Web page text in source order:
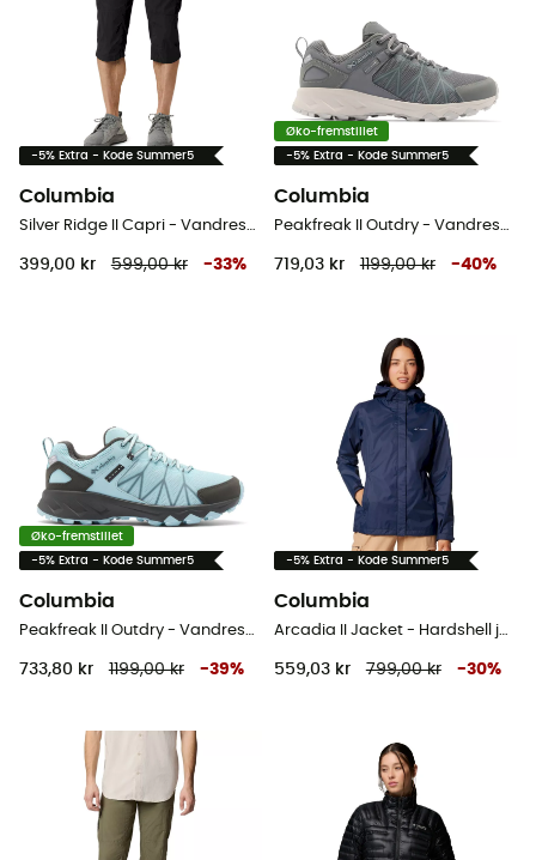
-5% Extra - Kode Summer5
Columbia
Silver Ridge II Capri - Vandreshort - Herrer
399,00 kr 599,00 kr -33%
Øko-fremstillet
-5% Extra - Kode Summer5
Columbia
Peakfreak II Outdry - Vandresko - Herrer
719,03 kr 1199,00 kr -40%
Øko-fremstillet
-5% Extra - Kode Summer5
Columbia
Peakfreak II Outdry - Vandresko - Damer
733,80 kr 1199,00 kr -39%
-5% Extra - Kode Summer5
Columbia
Arcadia II Jacket - Hardshell jakke - Damer
559,03 kr 799,00 kr -30%